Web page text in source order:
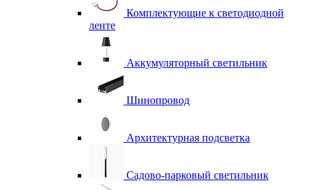
Комплектующие к светодиодной
ленте
Аккумуляторный светильник
Шинопровод
Архитектурная подсветка
Садово-парковый светильник